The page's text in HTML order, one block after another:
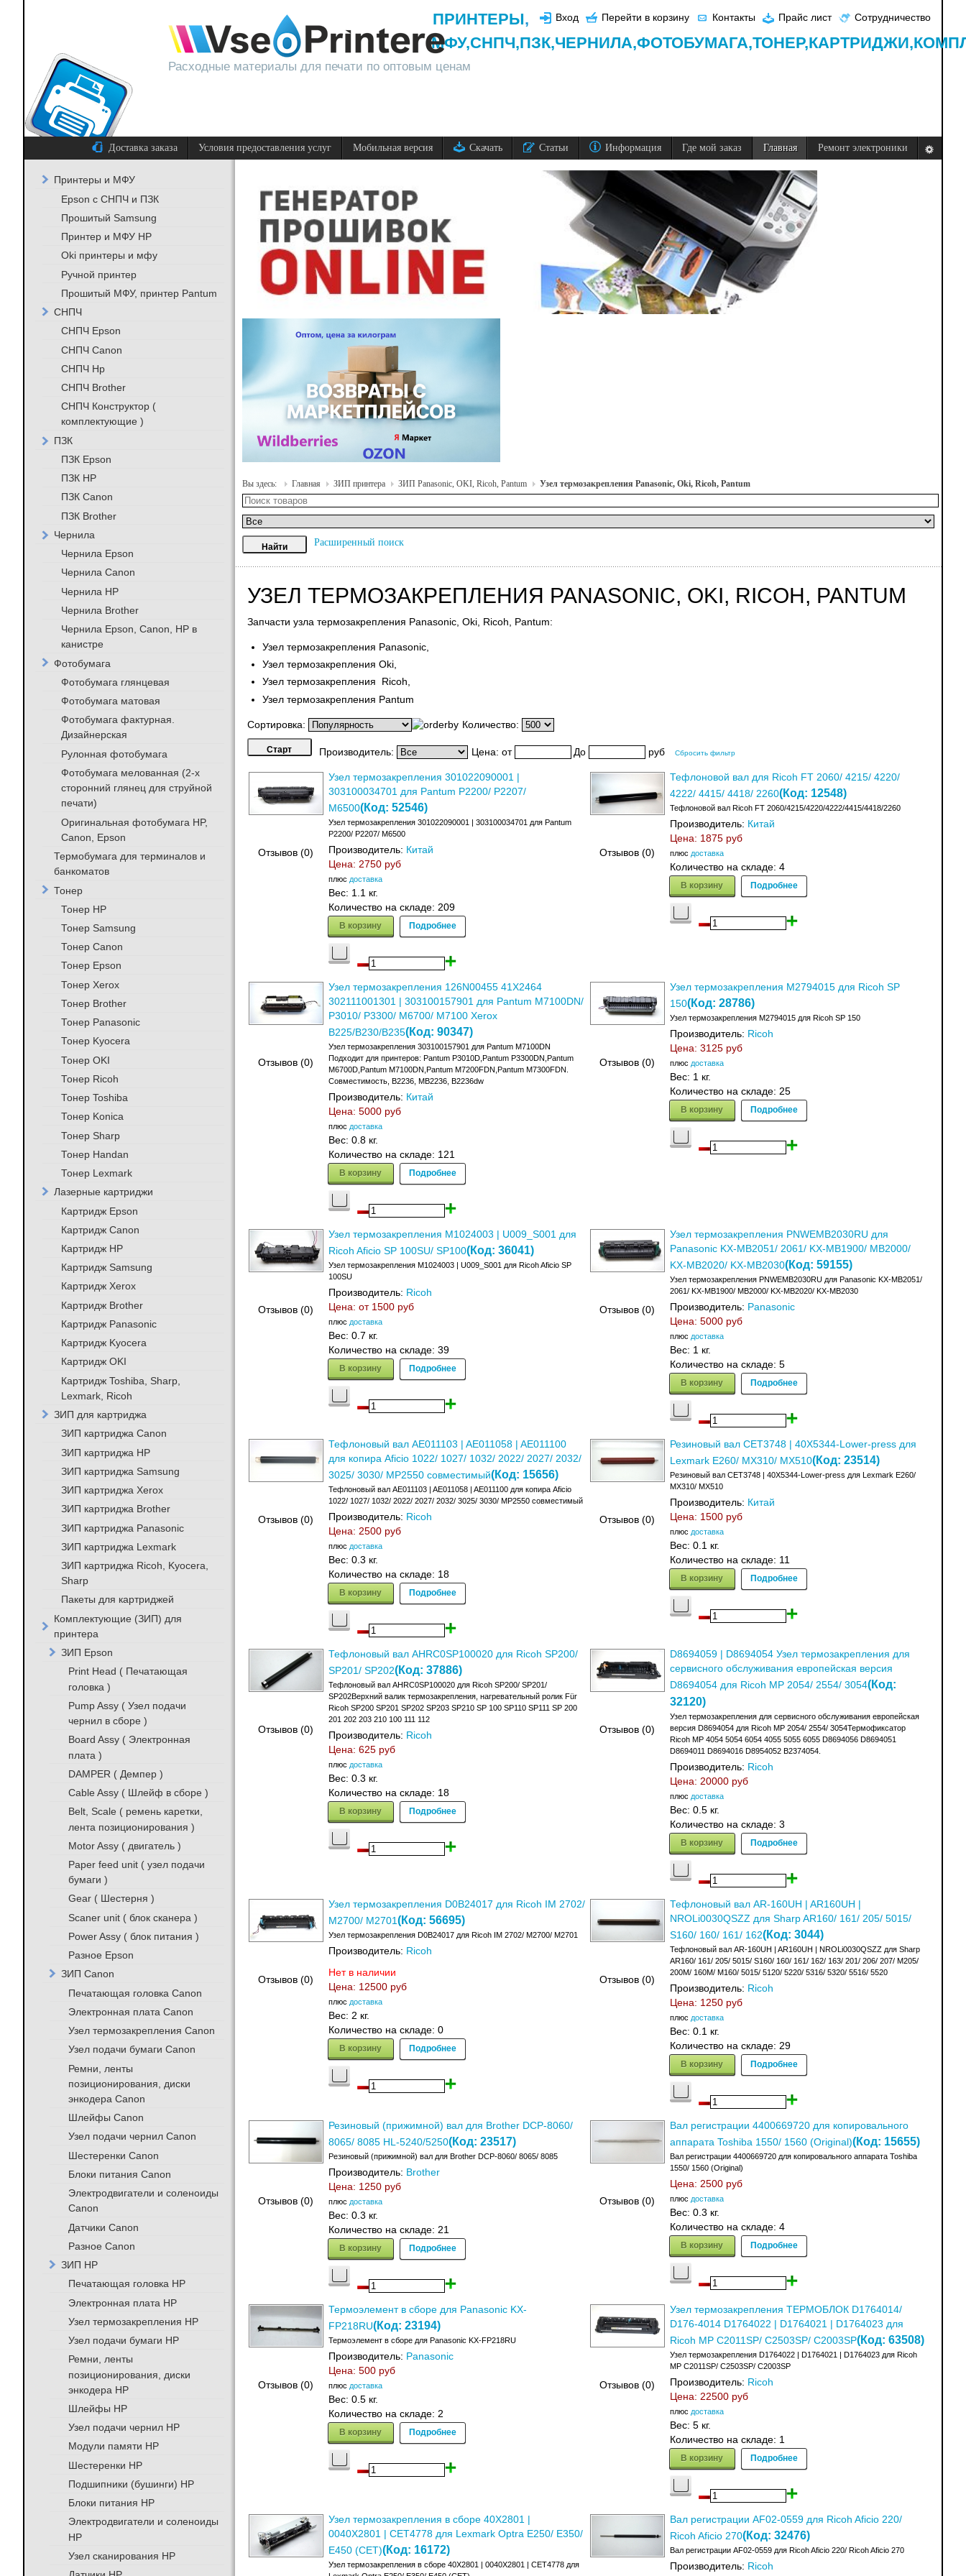
Расходные материалы для печати по оптовым ценам
Вход Перейти в корзину Контакты Прайс лист Сотрудничество
ПРИНТЕРЫ,
МФУ,СНПЧ,ПЗК,ЧЕРНИЛА,ФОТОБУМАГА,ТОНЕР,КАРТРИДЖИ,
Доставка заказа Условия предоставления услуг Мобильная версия Скачать Статьи Информация Где мой заказ Главная Ремонт электроники
Вы здесь: Главная ЗИП принтера ЗИП Panasonic, OKI, Ricoh, Pantum Узел термозакрепления Panasonic, Oki, Ricoh, Pantum
Расширенный поиск
УЗЕЛ ТЕРМОЗАКРЕПЛЕНИЯ PANASONIC, OKI, RICOH, PANTUM
Запчасти узла термозакрепления Panasonic, Oki, Ricoh, Pantum:
Узел термозакрепления Panasonic,
Узел термозакрепления Oki,
Узел термозакрепления Ricoh,
Узел термозакрепления Pantum
Сортировка: Количество:
Производитель: Цена: от До руб Сбросить фильтр
Отзывов (0)
Узел термозакрепления 301022090001 |
303100034701 для Pantum P2200/ P2207/
M6500(Код: 52546)
Узел термозакрепления 301022090001 | 303100034701 для Pantum
P2200/ P2207/ M6500
Производитель: Китай
Цена: 2750 руб
плюс доставка
Вес: 1.1 кг.
Количество на складе: 209
В корзину Подробнее
Отзывов (0)
Тефлоновой вал для Ricoh FT 2060/ 4215/ 4220/
4222/ 4415/ 4418/ 2260(Код: 12548)
Тефлоновой вал Ricoh FT 2060/4215/4220/4222/4415/4418/2260
Производитель: Китай
Цена: 1875 руб
плюс доставка
Количество на складе: 4
В корзину Подробнее
Отзывов (0)
Узел термозакрепления 126N00455 41X2464
302111001301 | 303100157901 для Pantum M7100DN/
P3010/ P3300/ M6700/ M7100 Xerox
B225/B230/B235(Код: 90347)
Узел термозакрепления 303100157901 для Pantum M7100DN
Подходит для принтеров: Pantum P3010D,Pantum P3300DN,Pantum
M6700D,Pantum M7100DN,Pantum M7200FDN,Pantum M7300FDN.
Совместимость, B2236, MB2236, B2236dw
Производитель: Китай
Цена: 5000 руб
плюс доставка
Вес: 0.8 кг.
Количество на складе: 121
В корзину Подробнее
Отзывов (0)
Узел термозакрепления M2794015 для Ricoh SP
150(Код: 28786)
Узел термозакрепления M2794015 для Ricoh SP 150
Производитель: Ricoh
Цена: 3125 руб
плюс доставка
Вес: 1 кг.
Количество на складе: 25
В корзину Подробнее
Отзывов (0)
Узел термозакрепления M1024003 | U009_S001 для
Ricoh Aficio SP 100SU/ SP100(Код: 36041)
Узел термозакрепления M1024003 | U009_S001 для Ricoh Aficio SP
100SU
Производитель: Ricoh
Цена: от 1500 руб
плюс доставка
Вес: 0.7 кг.
Количество на складе: 39
В корзину Подробнее
Отзывов (0)
Узел термозакрепления PNWEMB2030RU для
Panasonic KX-MB2051/ 2061/ KX-MB1900/ MB2000/
KX-MB2020/ KX-MB2030(Код: 59155)
Узел термозакрепления PNWEMB2030RU для Panasonic KX-MB2051/
2061/ KX-MB1900/ MB2000/ KX-MB2020/ KX-MB2030
Производитель: Panasonic
Цена: 5000 руб
плюс доставка
Вес: 1 кг.
Количество на складе: 5
В корзину Подробнее
Отзывов (0)
Тефлоновый вал AE011103 | AE011058 | AE011100
для копира Aficio 1022/ 1027/ 1032/ 2022/ 2027/ 2032/
3025/ 3030/ MP2550 совместимый(Код: 15656)
Тефлоновый вал AE011103 | AE011058 | AE011100 для копира Aficio
1022/ 1027/ 1032/ 2022/ 2027/ 2032/ 3025/ 3030/ MP2550 совместимый
Производитель: Ricoh
Цена: 2500 руб
плюс доставка
Вес: 0.3 кг.
Количество на складе: 18
В корзину Подробнее
Отзывов (0)
Резиновый вал CET3748 | 40X5344-Lower-press для
Lexmark E260/ MX310/ MX510(Код: 23514)
Резиновый вал CET3748 | 40X5344-Lower-press для Lexmark E260/
MX310/ MX510
Производитель: Китай
Цена: 1500 руб
плюс доставка
Вес: 0.1 кг.
Количество на складе: 11
В корзину Подробнее
Отзывов (0)
Тефлоновый вал AHRC0SP100020 для Ricoh SP200/
SP201/ SP202(Код: 37886)
Тефлоновый вал AHRC0SP100020 для Ricoh SP200/ SP201/
SP202Верхний валик термозакрепления, нагревательный ролик Für
Ricoh SP200 SP201 SP202 SP203 SP210 SP 100 SP110 SP111 SP 200
201 202 203 210 100 111 112
Производитель: Ricoh
Цена: 625 руб
плюс доставка
Вес: 0.3 кг.
Количество на складе: 18
В корзину Подробнее
Отзывов (0)
D8694059 | D8694054 Узел термозакрепления для
сервисного обслуживания европейская версия
D8694054 для Ricoh MP 2054/ 2554/ 3054(Код:
32120)
Узел термозакрепления для сервисного обслуживания европейская
версия D8694054 для Ricoh MP 2054/ 2554/ 3054Термофиксатор
Ricoh MP 4054 5054 6054 4055 5055 6055 D8694056 D8694051
D8694011 D8694016 D8954052 B2374054.
Производитель: Ricoh
Цена: 20000 руб
плюс доставка
Вес: 0.5 кг.
Количество на складе: 3
В корзину Подробнее
Отзывов (0)
Узел термозакрепления D0B24017 для Ricoh IM 2702/
M2700/ M2701 (Код: 56695)
Узел термозакрепления D0B24017 для Ricoh IM 2702/ M2700/ M2701
Производитель: Ricoh
Нет в наличии
Цена: 12500 руб
плюс доставка
Вес: 2 кг.
Количество на складе: 0
В корзину Подробнее
Отзывов (0)
Тефлоновый вал AR-160UH | AR160UH |
NROLi0030QSZZ для Sharp AR160/ 161/ 205/ 5015/
S160/ 160/ 161/ 162(Код: 3044)
Тефлоновый вал AR-160UH | AR160UH | NROLi0030QSZZ для Sharp
AR160/ 161/ 205/ 5015/ S160/ 160/ 161/ 162/ 163/ 201/ 206/ 207/ M205/
200M/ 160M/ M160/ 5015/ 5120/ 5220/ 5316/ 5320/ 5516/ 5520
Производитель: Ricoh
Цена: 1250 руб
плюс доставка
Вес: 0.1 кг.
Количество на складе: 29
В корзину Подробнее
Отзывов (0)
Резиновый (прижимной) вал для Brother DCP-8060/
8065/ 8085 HL-5240/5250(Код: 23517)
Резиновый (прижимной) вал для Brother DCP-8060/ 8065/ 8085
Производитель: Brother
Цена: 1250 руб
плюс доставка
Вес: 0.3 кг.
Количество на складе: 21
В корзину Подробнее
Отзывов (0)
Вал регистрации 4400669720 для копировального
аппарата Toshiba 1550/ 1560 (Original)(Код: 15655)
Вал регистрации 4400669720 для копировального аппарата Toshiba
1550/ 1560 (Original)
Цена: 2500 руб
плюс доставка
Вес: 0.3 кг.
Количество на складе: 4
В корзину Подробнее
Отзывов (0)
Термоэлемент в сборе для Panasonic KX-
FP218RU(Код: 23194)
Термоэлемент в сборе для Panasonic KX-FP218RU
Производитель: Panasonic
Цена: 500 руб
плюс доставка
Вес: 0.5 кг.
Количество на складе: 2
В корзину Подробнее
Отзывов (0)
Узел термозакрепления ТЕРМОБЛОК D1764014/
D176-4014 D1764022 | D1764021 | D1764023 для
Ricoh MP C2011SP/ C2503SP/ C2003SP(Код: 63508)
Узел термозакрепления D1764022 | D1764021 | D1764023 для Ricoh
MP C2011SP/ C2503SP/ C2003SP
Производитель: Ricoh
Цена: 22500 руб
плюс доставка
Вес: 5 кг.
Количество на складе: 1
В корзину Подробнее
Узел термозакрепления в сборе 40X2801 |
0040X2801 | CET4778 для Lexmark Optra E250/ E350/
E450 (CET)(Код: 16172)
Узел термозакрепления в сборе 40X2801 | 0040X2801 | CET4778 для
Вал регистрации AF02-0559 для Ricoh Aficio 220/
Ricoh Aficio 270(Код: 32476)
Вал регистрации AF02-0559 для Ricoh Aficio 220/ Ricoh Aficio 270
Производитель: Ricoh
Принтеры и МФУ
Epson с СНПЧ и ПЗК
Прошитый Samsung
Принтер и МФУ HP
Oki принтеры и мфу
Ручной принтер
Прошитый МФУ, принтер Pantum
СНПЧ
СНПЧ Epson
СНПЧ Canon
СНПЧ Hp
СНПЧ Brother
СНПЧ Конструктор (
комплектующие )
ПЗК
ПЗК Epson
ПЗК HP
ПЗК Canon
ПЗК Brother
Чернила
Чернила Epson
Чернила Canon
Чернила HP
Чернила Brother
Чернила Epson, Canon, HP в
канистре
Фотобумага
Фотобумага глянцевая
Фотобумага матовая
Фотобумага фактурная.
Дизайнерская
Рулонная фотобумага
Фотобумага мелованная (2-х
сторонний глянец для струйной
печати)
Оригинальная фотобумага HP,
Canon, Epson
Термобумага для терминалов и
банкоматов
Тонер
Тонер HP
Тонер Samsung
Тонер Canon
Тонер Epson
Тонер Xerox
Тонер Brother
Тонер Panasonic
Тонер Kyocera
Тонер OKI
Тонер Ricoh
Тонер Toshiba
Тонер Konica
Тонер Sharp
Тонер Handan
Тонер Lexmark
Лазерные картриджи
Картридж Epson
Картридж Canon
Картридж HP
Картридж Samsung
Картридж Xerox
Картридж Brother
Картридж Panasonic
Картридж Kyocera
Картридж OKI
Картридж Toshiba, Sharp,
Lexmark, Ricoh
ЗИП для картриджа
ЗИП картриджа Canon
ЗИП картриджа HP
ЗИП картриджа Samsung
ЗИП картриджа Xerox
ЗИП картриджа Brother
ЗИП картриджа Panasonic
ЗИП картриджа Lexmark
ЗИП картриджа Ricoh, Kyocera,
Sharp
Пакеты для картриджей
Комплектующие (ЗИП) для
принтера
ЗИП Epson
Print Head ( Печатающая
головка )
Pump Assy ( Узел подачи
чернил в сборе )
Board Assy ( Электронная
плата )
DAMPER ( Демпер )
Cable Assy ( Шлейф в сборе )
Belt, Scale ( ремень каретки,
лента позиционирования )
Motor Assy ( двигатель )
Paper feed unit ( узел подачи
бумаги )
Gear ( Шестерня )
Scaner unit ( блок сканера )
Power Assy ( блок питания )
Разное Epson
ЗИП Canon
Печатающая головка Canon
Электронная плата Canon
Узел термозакрепления Canon
Узел подачи бумаги Canon
Ремни, ленты
позиционирования, диски
энкодера Canon
Шлейфы Canon
Узел подачи чернил Canon
Шестеренки Canon
Блоки питания Canon
Электродвигатели и соленоиды
Canon
Датчики Canon
Разное Canon
ЗИП HP
Печатающая головка HP
Электронная плата HP
Узел термозакрепления HP
Узел подачи бумаги HP
Ремни, ленты
позиционирования, диски
энкодера HP
Шлейфы HP
Узел подачи чернил HP
Модули памяти HP
Шестеренки HP
Подшипники (бушинги) HP
Блоки питания HP
Электродвигатели и соленоиды
HP
Узел сканирования HP